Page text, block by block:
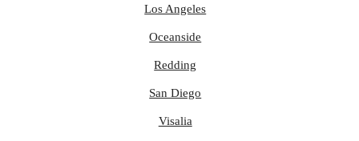
Los Angeles
Oceanside
Redding
San Diego
Visalia